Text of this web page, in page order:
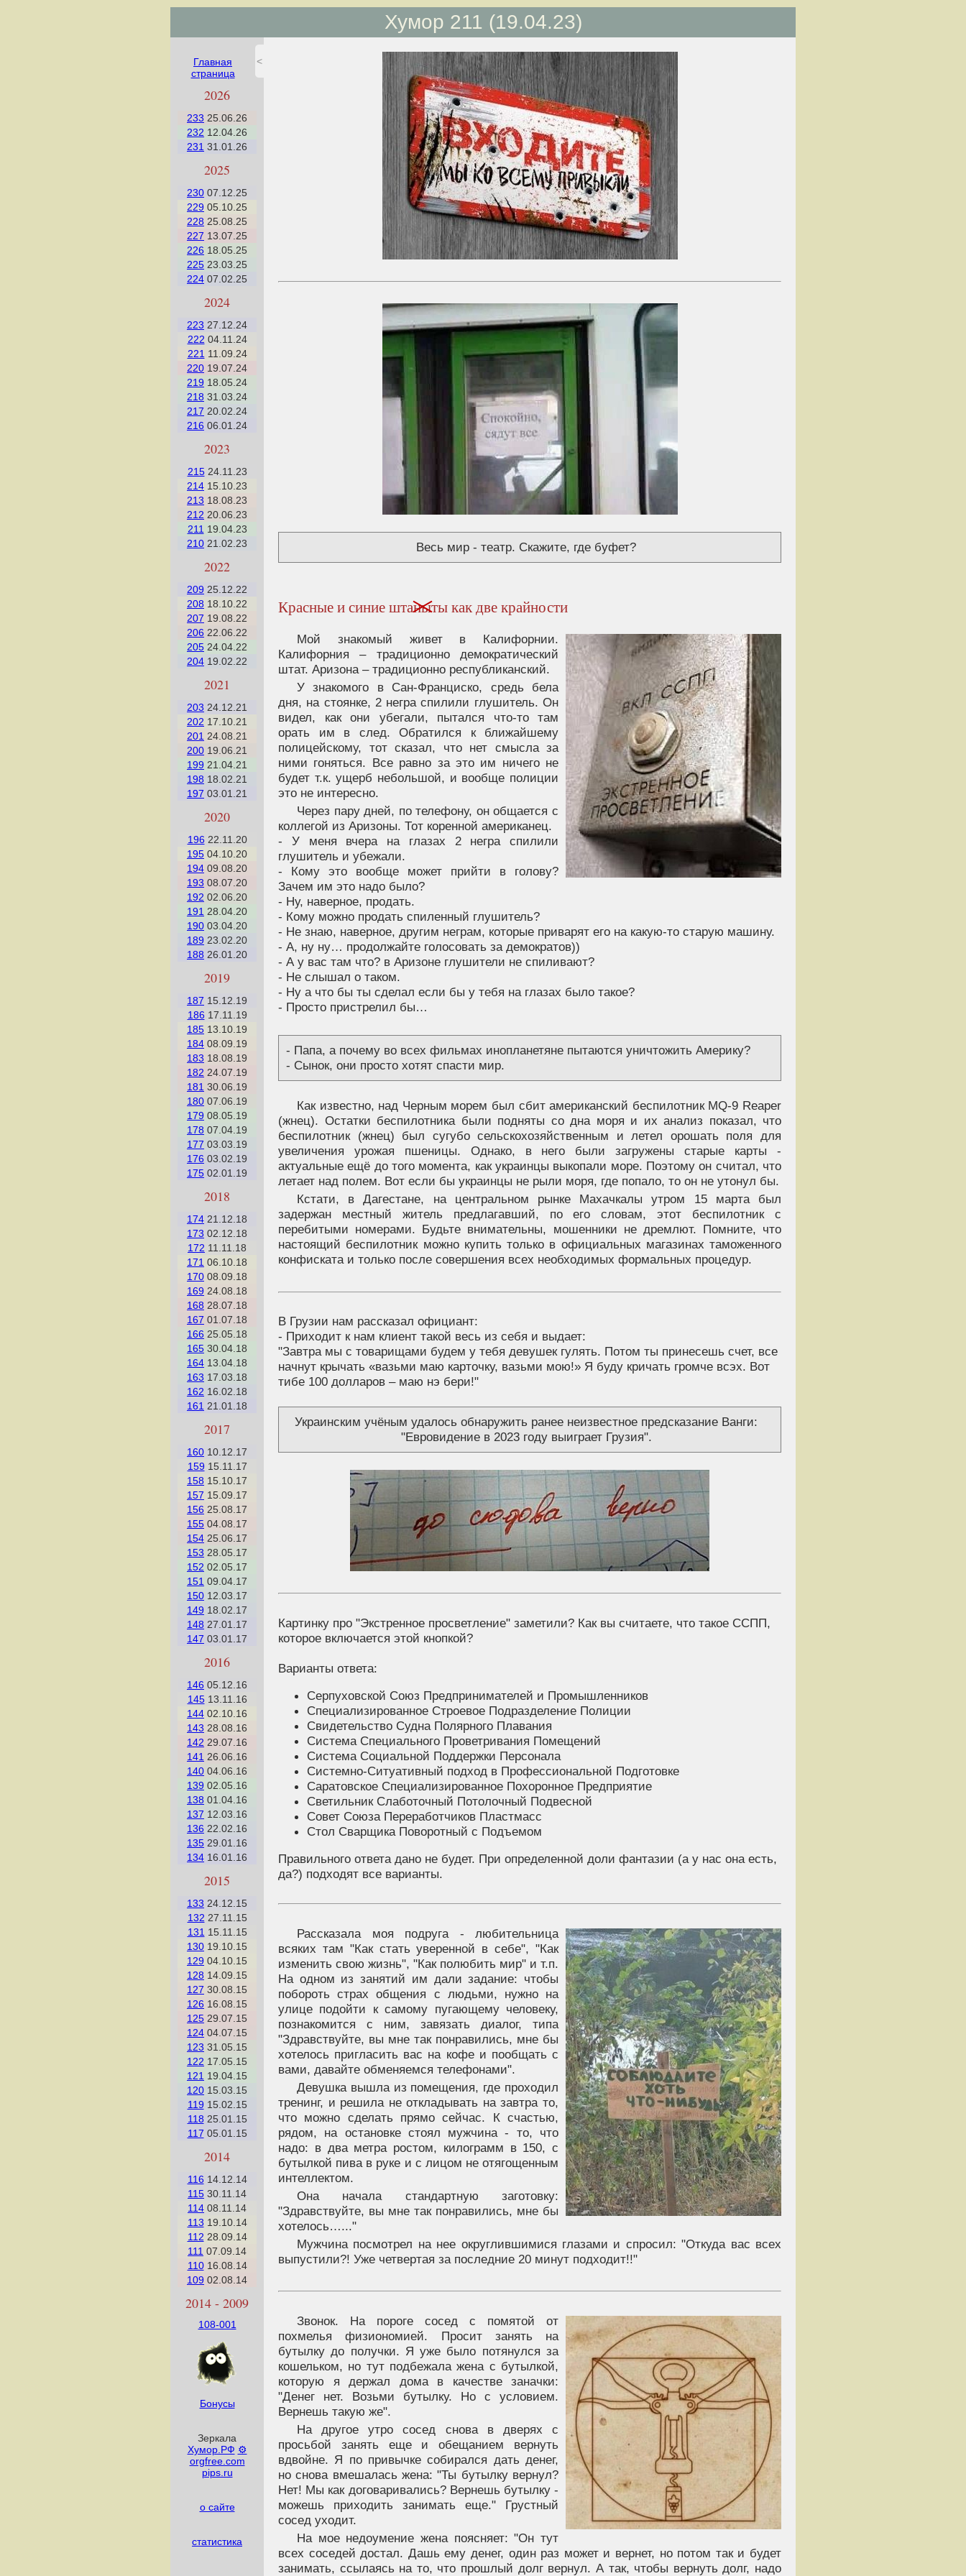
Хумор 211 (19.04.23)
<
Главная
страница
2026
233 25.06.26
232 12.04.26
231 31.01.26
2025
230 07.12.25
229 05.10.25
228 25.08.25
227 13.07.25
226 18.05.25
225 23.03.25
224 07.02.25
2024
223 27.12.24
222 04.11.24
221 11.09.24
220 19.07.24
219 18.05.24
218 31.03.24
217 20.02.24
216 06.01.24
2023
21524.11.23
214 15.10.23
213 18.08.23
212 20.06.23
211 19.04.23
210 21.02.23
2022
209 25.12.22
208 18.10.22
207 19.08.22
206 22.06.22
205 24.04.22
204 19.02.22
2021
203 24.12.21
202 17.10.21
201 24.08.21
200 19.06.21
199 21.04.21
198 18.02.21
197 03.01.21
2020
196 22.11.20
195 04.10.20
194 09.08.20
193 08.07.20
192 02.06.20
191 28.04.20
190 03.04.20
189 23.02.20
188 26.01.20
2019
187 15.12.19
186 17.11.19
185 13.10.19
184 08.09.19
183 18.08.19
182 24.07.19
181 30.06.19
180 07.06.19
179 08.05.19
178 07.04.19
177 03.03.19
176 03.02.19
175 02.01.19
2018
174 21.12.18
173 02.12.18
172 11.11.18
171 06.10.18
170 08.09.18
169 24.08.18
168 28.07.18
167 01.07.18
166 25.05.18
165 30.04.18
164 13.04.18
163 17.03.18
162 16.02.18
161 21.01.18
2017
160 10.12.17
159 15.11.17
158 15.10.17
157 15.09.17
156 25.08.17
155 04.08.17
154 25.06.17
153 28.05.17
152 02.05.17
151 09.04.17
150 12.03.17
149 18.02.17
148 27.01.17
147 03.01.17
2016
146 05.12.16
14513.11.16
144 02.10.16
143 28.08.16
142 29.07.16
141 26.06.16
140 04.06.16
139 02.05.16
138 01.04.16
137 12.03.16
136 22.02.16
135 29.01.16
134 16.01.16
2015
133 24.12.15
132 27.11.15
131 15.11.15
130 19.10.15
129 04.10.15
128 14.09.15
127 30.08.15
126 16.08.15
125 29.07.15
124 04.07.15
123 31.05.15
122 17.05.15
121 19.04.15
120 15.03.15
119 15.02.15
118 25.01.15
117 05.01.15
2014
116 14.12.14
115 30.11.14
114 08.11.14
113 19.10.14
112 28.09.14
111 07.09.14
11016.08.14
109 02.08.14
2014 - 2009
108-001
Бонусы
Зеркала
Хумор.РФ ⚙
orgfree.com
pips.ru
о сайте
статистика
Весь мир - театр. Скажите, где буфет?
Красные и синие штаныты как две крайности
Мой знакомый живет в Калифорнии.
Калифорния – традиционно демократический
штат. Аризона – традиционно республиканский.
У знакомого в Сан-Франциско, средь бела
дня, на стоянке, 2 негра спилили глушитель. Он
видел, как они убегали, пытался что-то там
орать им в след. Обратился к ближайшему
полицейскому, тот сказал, что нет смысла за
ними гоняться. Все равно за это им ничего не
будет т.к. ущерб небольшой, и вообще полиции
это не интересно.
Через пару дней, по телефону, он общается с
коллегой из Аризоны. Тот коренной американец.
- У меня вчера на глазах 2 негра спилили
глушитель и убежали.
- Кому это вообще может прийти в голову?
Зачем им это надо было?
- Ну, наверное, продать.
- Кому можно продать спиленный глушитель?
- Не знаю, наверное, другим неграм, которые приварят его на какую-то старую машину.
- А, ну ну… продолжайте голосовать за демократов))
- А у вас там что? в Аризоне глушители не спиливают?
- Не слышал о таком.
- Ну а что бы ты сделал если бы у тебя на глазах было такое?
- Просто пристрелил бы…
- Папа, а почему во всех фильмах инопланетяне пытаются уничтожить Америку?
- Сынок, они просто хотят спасти мир.
Как известно, над Черным морем был сбит американский беспилотник MQ-9 Reaper
(жнец). Остатки беспилотника были подняты со дна моря и их анализ показал, что
беспилотник (жнец) был сугубо сельскохозяйственным и летел орошать поля для
увеличения урожая пшеницы. Однако, в него были загружены старые карты -
актуальные ещё до того момента, как украинцы выкопали море. Поэтому он считал, что
летает над полем. Вот если бы украинцы не рыли моря, где попало, то он не утонул бы.
Кстати, в Дагестане, на центральном рынке Махачкалы утром 15 марта был
задержан местный житель предлагавший, по его словам, этот беспилотник с
перебитыми номерами. Будьте внимательны, мошенники не дремлют. Помните, что
настоящий беспилотник можно купить только в официальных магазинах таможенного
конфиската и только после совершения всех необходимых формальных процедур.
В Грузии нам рассказал официант:
- Приходит к нам клиент такой весь из себя и выдает:
"Завтра мы с товарищами будем у тебя девушек гулять. Потом ты принесешь счет, все
начнут крычать «вазьми маю карточку, вазьми мою!» Я буду кричать громче всэх. Вот
тибе 100 долларов – маю нэ бери!"
Украинским учёным удалось обнаружить ранее неизвестное предсказание Ванги:
"Евровидение в 2023 году выиграет Грузия".
Картинку про "Экстренное просветление" заметили? Как вы считаете, что такое ССПП,
которое включается этой кнопкой?
Варианты ответа:
Серпуховской Союз Предпринимателей и Промышленников
Специализированное Строевое Подразделение Полиции
Свидетельство Судна Полярного Плавания
Система Специального Проветривания Помещений
Система Социальной Поддержки Персонала
Системно-Ситуативный подход в Профессиональной Подготовке
Саратовское Специализированное Похоронное Предприятие
Светильник Слаботочный Потолочный Подвесной
Совет Союза Переработчиков Пластмасс
Стол Сварщика Поворотный с Подъемом
Правильного ответа дано не будет. При определенной доли фантазии (а у нас она есть,
да?) подходят все варианты.
Рассказала моя подруга - любительница
всяких там "Как стать уверенной в себе", "Как
изменить свою жизнь", "Как полюбить мир" и т.п.
На одном из занятий им дали задание: чтобы
побороть страх общения с людьми, нужно на
улице подойти к самому пугающему человеку,
познакомится с ним, завязать диалог, типа
"Здравствуйте, вы мне так понравились, мне бы
хотелось пригласить вас на кофе и пообщать с
вами, давайте обменяемся телефонами".
Девушка вышла из помещения, где проходил
тренинг, и решила не откладывать на завтра то,
что можно сделать прямо сейчас. К счастью,
рядом, на остановке стоял мужчина - то, что
надо: в два метра ростом, килограмм в 150, с
бутылкой пива в руке и с лицом не отягощенным
интеллектом.
Она начала стандартную заготовку:
"Здравствуйте, вы мне так понравились, мне бы
хотелось…..."
Мужчина посмотрел на нее округлившимися глазами и спросил: "Откуда вас всех
выпустили?! Уже четвертая за последние 20 минут подходит!!"
Звонок. На пороге сосед с помятой от
похмелья физиономией. Просит занять на
бутылку до получки. Я уже было потянулся за
кошельком, но тут подбежала жена с бутылкой,
которую я держал дома в качестве заначки:
"Денег нет. Возьми бутылку. Но с условием.
Вернешь такую же".
На другое утро сосед снова в дверях с
просьбой занять еще и обещанием вернуть
вдвойне. Я по привычке собирался дать денег,
но снова вмешалась жена: "Ты бутылку вернул?
Нет! Мы как договаривались? Вернешь бутылку -
можешь приходить занимать еще." Грустный
сосед уходит.
На мое недоумение жена поясняет: "Он тут
всех соседей достал. Дашь ему денег, один раз может и вернет, но потом так и будет
занимать, ссылаясь на то, что прошлый долг вернул. А так, чтобы вернуть долг, надо